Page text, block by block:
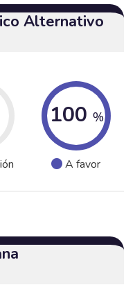
Alternativo
100 %
A favor